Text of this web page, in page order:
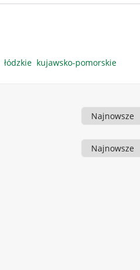
łódzkie kujawsko-pomorskie
Sortowanie
Sortowanie